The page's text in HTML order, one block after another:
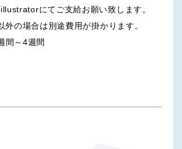
にてご支給お願い致します。
の場合は別途費用が掛かります。
間～4週間